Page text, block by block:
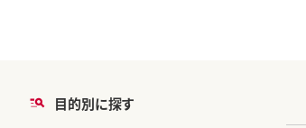
目的別に探す